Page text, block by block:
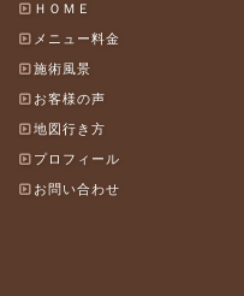
ＨＯＭＥ
メニュー料金
施術風景
お客様の声
地図行き方
プロフィール
お問い合わせ